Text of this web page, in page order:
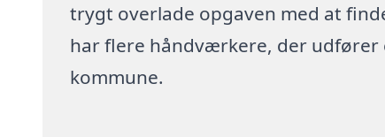
trygt overlade opgaven med at
har flere håndværkere, der udfører
kommune.